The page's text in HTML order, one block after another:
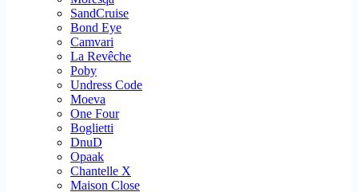
SandCruise
Bond Eye
Camvari
La Revêche
Poby
Undress Code
Moeva
One Four
Boglietti
DnuD
Opaak
Chantelle X
Maison Close